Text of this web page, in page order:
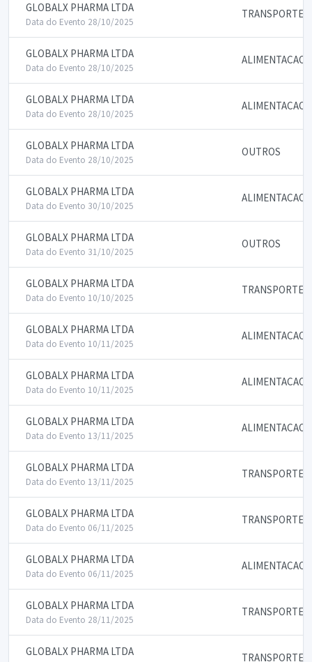
GLOBALX PHARMA LTDA
Data do Evento 28/10/2025
TRANSPORTE
GLOBALX PHARMA LTDA
Data do Evento 28/10/2025
ALIMENTACAO
GLOBALX PHARMA LTDA
Data do Evento 28/10/2025
ALIMENTACAO
GLOBALX PHARMA LTDA
Data do Evento 28/10/2025
OUTROS
GLOBALX PHARMA LTDA
Data do Evento 30/10/2025
ALIMENTACAO
GLOBALX PHARMA LTDA
Data do Evento 31/10/2025
OUTROS
GLOBALX PHARMA LTDA
Data do Evento 10/10/2025
TRANSPORTE
GLOBALX PHARMA LTDA
Data do Evento 10/11/2025
ALIMENTACAO
GLOBALX PHARMA LTDA
Data do Evento 10/11/2025
ALIMENTACAO
GLOBALX PHARMA LTDA
Data do Evento 13/11/2025
ALIMENTACAO
GLOBALX PHARMA LTDA
Data do Evento 13/11/2025
TRANSPORTE
GLOBALX PHARMA LTDA
Data do Evento 06/11/2025
TRANSPORTE
GLOBALX PHARMA LTDA
Data do Evento 06/11/2025
ALIMENTACAO
GLOBALX PHARMA LTDA
Data do Evento 28/11/2025
TRANSPORTE
GLOBALX PHARMA LTDA TRANSPORTE